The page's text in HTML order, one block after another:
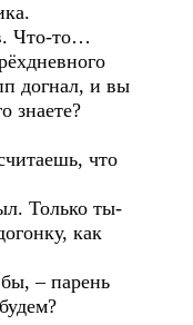
Что-то…
догнал, и вы
знаете?
что
Только ты-
как
– парень